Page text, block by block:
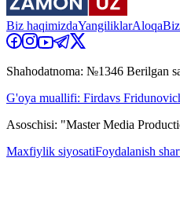
Biz haqimizdaYangiliklarAloqa
Shahodatnoma: №1346 Berilgan
G'oya muallifi: Firdavs
Asoschisi: "Master Media
Maxfiylik siyosatiFoydalanish